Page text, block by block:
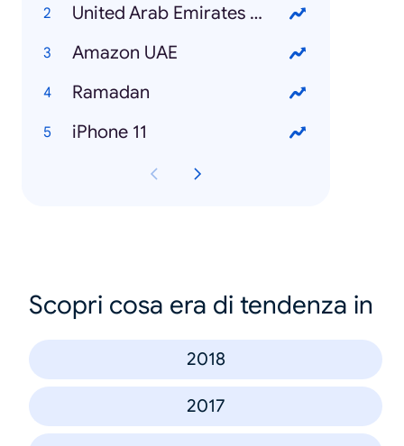
United Arab Emirates National Day
Amazon UAE
Ramadan
iPhone 11
Scopri cosa era di tendenza in
2018
2017